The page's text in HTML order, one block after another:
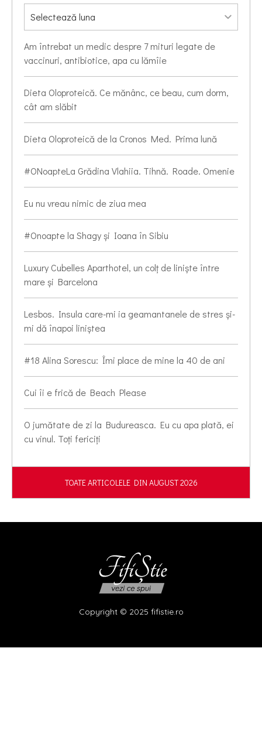
Am întrebat un medic despre 7 mituri legate de
vaccinuri, antibiotice, apa cu lămîie
Dieta Oloproteică. Ce mănânc, ce beau, cum dorm,
cât am slăbit
Dieta Oloproteică de la Cronos Med. Prima lună
#ONoapteLa Grădina Vlahiia. Tihnă. Roade. Omenie
Eu nu vreau nimic de ziua mea
#Onoapte la Shagy și Ioana în Sibiu
Luxury Cubelles Aparthotel, un colț de liniște între
mare și Barcelona
Lesbos. Insula care-mi ia geamantanele de stres și-
mi dă înapoi liniștea
#18 Alina Sorescu: Îmi place de mine la 40 de ani
Cui îi e frică de Beach Please
O jumătate de zi la Budureasca. Eu cu apa plată, ei
cu vinul. Toți fericiți
TOATE ARTICOLELE DIN AUGUST 2026
Copyright © 2025 fifistie.ro